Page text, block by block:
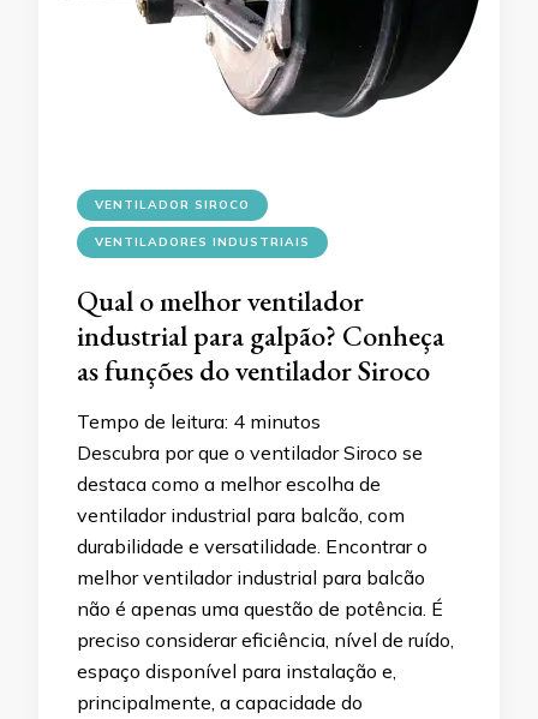
VENTILADOR SIROCO
VENTILADORES INDUSTRIAIS
Qual o melhor ventilador
industrial para galpão? Conheça
as funções do ventilador Siroco
Tempo de leitura: 4 minutos
Descubra por que o ventilador Siroco se
destaca como a melhor escolha de
ventilador industrial para balcão, com
durabilidade e versatilidade. Encontrar o
melhor ventilador industrial para balcão
não é apenas uma questão de potência. É
preciso considerar eficiência, nível de ruído,
espaço disponível para instalação e,
principalmente, a capacidade do